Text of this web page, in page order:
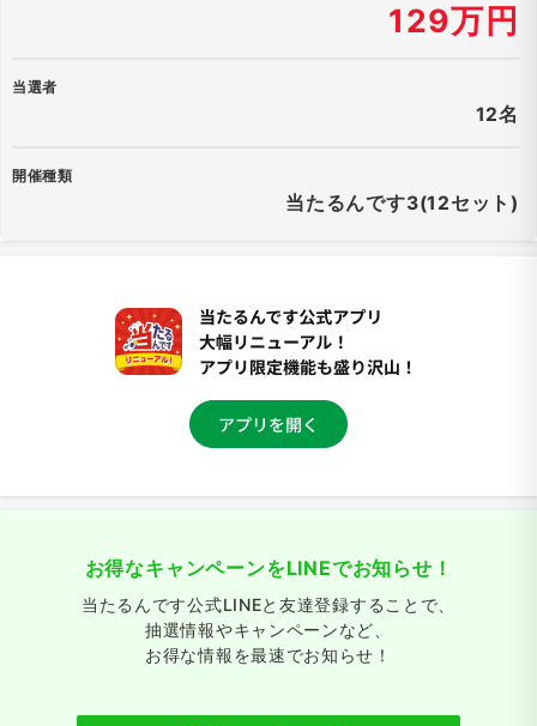
129万円
当選者
12名
開催種類
当たるんです3(12セット)
お得なキャンペーンをLINEでお知らせ！
当たるんです公式LINEと友達登録することで、
抽選情報やキャンペーンなど、
お得な情報を最速でお知らせ！